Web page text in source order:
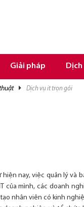
Giải pháp Dịch
dịch vụ it trọn gói
nay, việc quản lý
của mình, các doanh
nhân viên có kinh